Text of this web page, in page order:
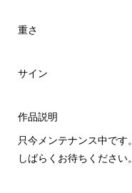
重さ
サイン
作品説明
只今メンテナンス中です。
しばらくお待ちください。